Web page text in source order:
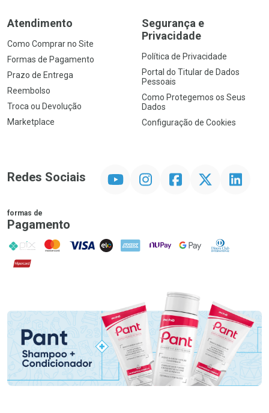
Atendimento
Como Comprar no Site
Formas de Pagamento
Prazo de Entrega
Reembolso
Troca ou Devolução
Marketplace
Segurança e
Privacidade
Política de Privacidade
Portal do Titular de Dados
Pessoais
Como Protegemos os Seus
Dados
Configuração de Cookies
Redes Sociais InstagramFacebookTwitter Linkedin
formas de
Pagamento
PIX MasterCard
VISA ELO AMEX NuPay Google PayDiners Club
Hipercard
Promoção em Destaque